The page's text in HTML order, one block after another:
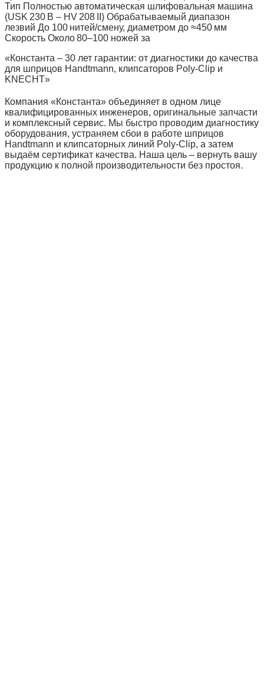
Тип Полностью автоматическая шлифовальная машина
(USK 230 B – HV 208 II) Обрабатываемый диапазон
лезвий До 100 нитей/смену, диаметром до ≈450 мм
Скорость Около 80–100 ножей за
«Константа – 30 лет гарантии: от диагностики до качества
для шприцов Handtmann, клипсаторов Poly‑Clip и
KNECHT»
Компания «Константа» объединяет в одном лице
квалифицированных инженеров, оригинальные запчасти
и комплексный сервис. Мы быстро проводим диагностику
оборудования, устраняем сбои в работе шприцов
Handtmann и клипсаторных линий Poly‑Clip, а затем
выдаём сертификат качества. Наша цель – вернуть вашу
продукцию к полной производительности без простоя.